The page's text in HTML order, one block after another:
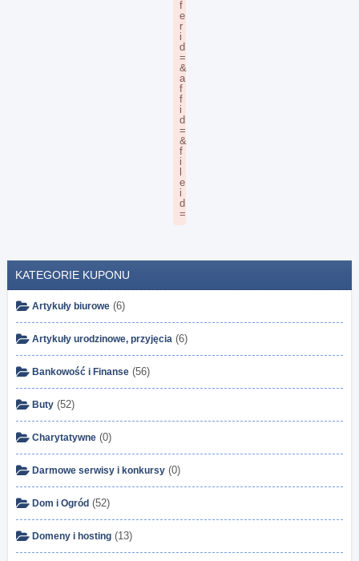
KATEGORIE KUPONU
Artykuły biurowe (6)
Artykuły urodzinowe, przyjęcia (6)
Bankowość i Finanse (56)
Buty (52)
Charytatywne (0)
Darmowe serwisy i konkursy (0)
Dom i Ogród (52)
Domeny i hosting (13)